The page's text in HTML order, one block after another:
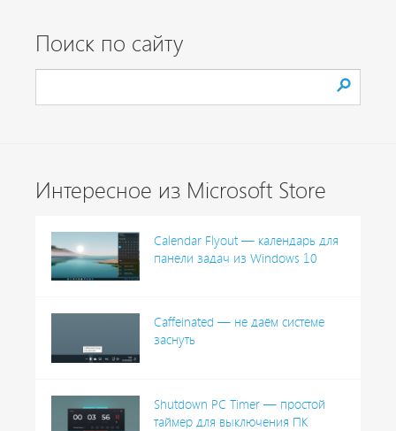
Поиск по сайту
Интересное из Microsoft Store
Calendar Flyout — календарь для
панели задач из Windows 10
Caffeinated — не даём системе
заснуть
Shutdown PC Timer — простой
таймер для выключения ПК